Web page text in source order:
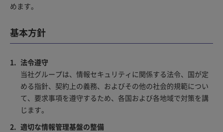
めます。
基本方針
法令遵守
当社グループは、情報セキュリティに関係する法令、国が定
める指針、契約上の義務、およびその他の社会的規範につい
て、要求事項を遵守するため、各国および各地域で対策を講
じます。
適切な情報管理基盤の整備